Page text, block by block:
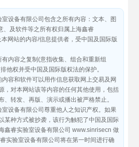
室设备有限公司包含之所有内容：文本、图
、及软件等之所有权归属上海鑫睿
网站的内容/信息提供者，受中国及国际版
内容之复制(意指收集、组合和重新组
他权并受中国及国际版权法的保护。
容和软件可以用作信息获取网上交易及网
，对本网站该等内容的任何其他使用，包括
、转发、再版、演示或播出被严格禁止。
设备有限公司尊重他人之知识产权。如果
某种方式被抄袭，该行为触犯了中国及国际
鑫睿实验室设备有限公司 www.sinrisecn 做
实验室设备有限公司将在第一时间进行确